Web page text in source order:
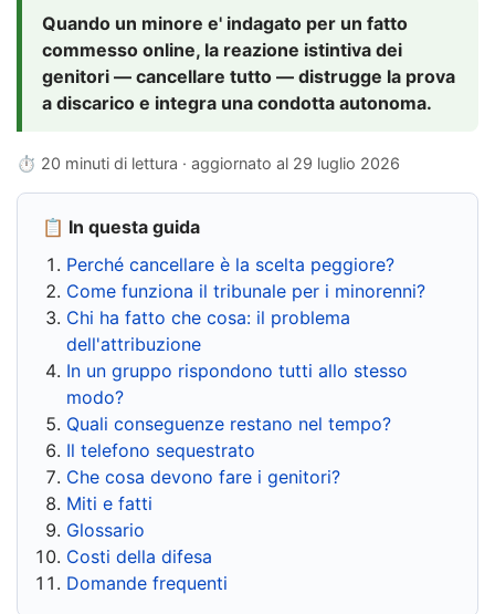
Quando un minore e' indagato per un fatto
commesso online, la reazione istintiva dei
genitori — cancellare tutto — distrugge la prova
a discarico e integra una condotta autonoma.
⏱ 20 minuti di lettura · aggiornato al 29 luglio 2026
📋 In questa guida
Perché cancellare è la scelta peggiore?
Come funziona il tribunale per i minorenni?
Chi ha fatto che cosa: il problema
dell'attribuzione
In un gruppo rispondono tutti allo stesso
modo?
Quali conseguenze restano nel tempo?
Il telefono sequestrato
Che cosa devono fare i genitori?
Miti e fatti
Glossario
Costi della difesa
Domande frequenti